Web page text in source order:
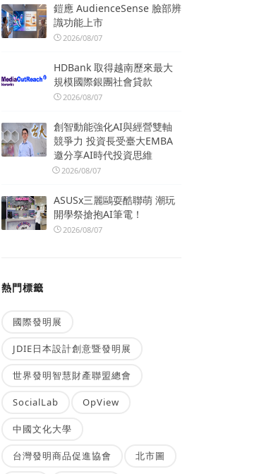
鎧應 AudienceSense 臉部辨
識功能上市
2026/08/07
HDBank 取得越南歷來最大
規模國際銀團社會貸款
2026/08/07
創智動能強化AI與經營雙軸
競爭力 投資長受臺大EMBA
邀分享AI時代投資思維
2026/08/07
ASUSx三麗鷗耍酷聯萌 潮玩
開學祭搶抱AI筆電！
2026/08/07
熱門標籤
國際發明展
JDIE日本設計創意暨發明展
世界發明智慧財產聯盟總會
SocialLab OpView
中國文化大學
台灣發明商品促進協會 北市圖